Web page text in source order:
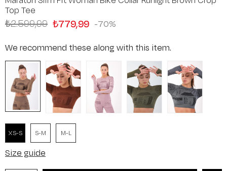
Top Tee
70
₺2.599,99 ₺779,99
We recommend these along with this item.
XS-S S-M M-L
Size guide